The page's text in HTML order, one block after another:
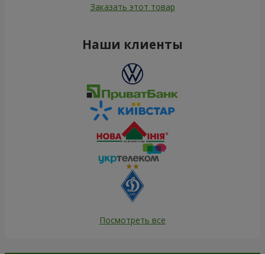
Заказать этот товар
Наши клиенты
Посмотреть все